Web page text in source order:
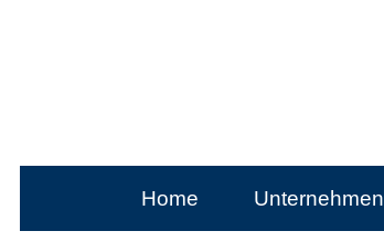
Home Unternehmen